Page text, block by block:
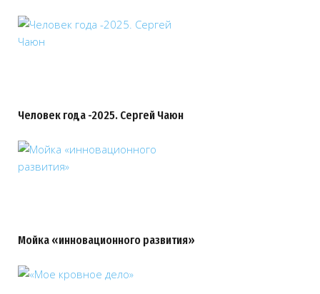
Человек года -2025. Сергей Чаюн
Мойка «инновационного развития»